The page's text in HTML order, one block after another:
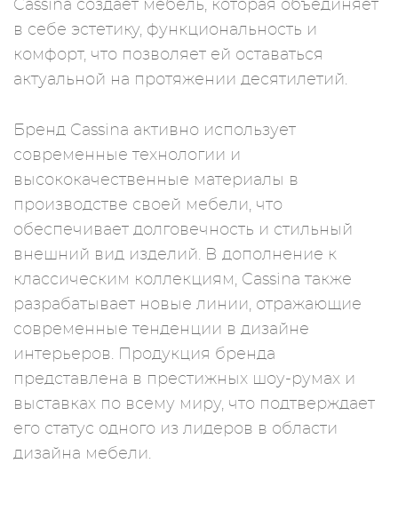
Cassina создает мебель, которая объединяет
в себе эстетику, функциональность и
комфорт, что позволяет ей оставаться
актуальной на протяжении десятилетий.
Бренд Cassina активно использует
современные технологии и
высококачественные материалы в
производстве своей мебели, что
обеспечивает долговечность и стильный
внешний вид изделий. В дополнение к
классическим коллекциям, Cassina также
разрабатывает новые линии, отражающие
современные тенденции в дизайне
интерьеров. Продукция бренда
представлена в престижных шоу-румах и
выставках по всему миру, что подтверждает
его статус одного из лидеров в области
дизайна мебели.